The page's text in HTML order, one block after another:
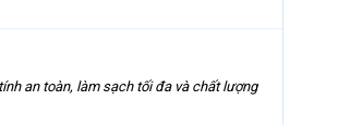
an toàn, làm sạch tối đa và chất lượng